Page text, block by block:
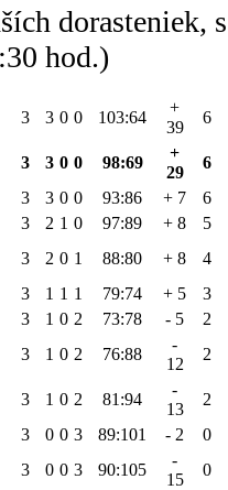
dorasteniek,
hod.)
3 3 0 0 103:64
+
39
6
3 3 0 0 98:69
+
29
6
3 3 0 0 93:86 + 7
6
3 2 1 0 97:89 + 8
5
3 2 0 1 88:80 + 8
4
3 1 1 1 79:74 + 5
3
3 1 0 2 73:78 - 5
2
3 1 0 2 76:88
-
12
2
3 1 0 2 81:94
-
13
2
3 0 0 3 89:101 - 2
0
3 0 0 3 90:105
-
15
0